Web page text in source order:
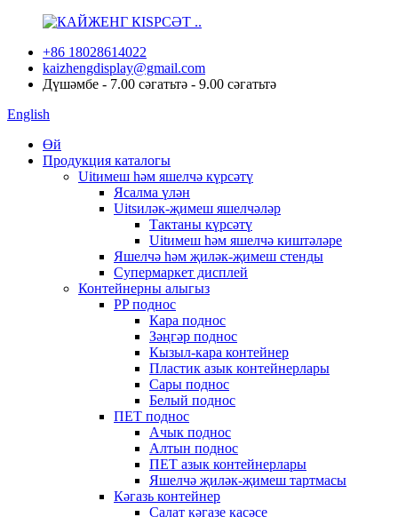
+86 18028614022
kaizhengdisplay@gmail.com
Дүшәмбе - 7.00 сәгатьтә - 9.00 сәгатьтә
English
Өй
Продукция каталогы
Uitимеш һәм яшелчә күрсәтү
Ясалма үлән
Uitsиләк-җимеш яшелчәләр
Тактаны күрсәтү
Uitимеш һәм яшелчә киштәләре
Яшелчә һәм җиләк-җимеш стенды
Супермаркет дисплей
Контейнерны алыгыз
PP поднос
Кара поднос
Зәңгәр поднос
Кызыл-кара контейнер
Пластик азык контейнерлары
Сары поднос
Белый поднос
ПЕТ поднос
Ачык поднос
Алтын поднос
ПЕТ азык контейнерлары
Яшелчә җиләк-җимеш тартмасы
Кәгазь контейнер
Салат кәгазе касәсе